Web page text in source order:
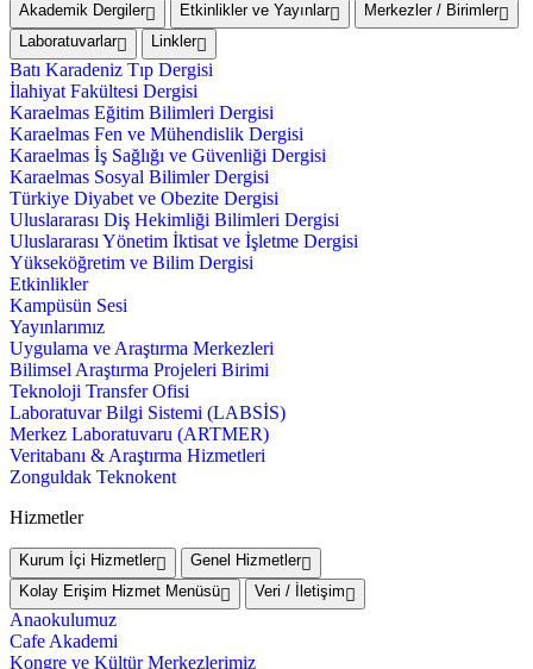
Akademik Dergiler Etkinlikler ve Yayınlar
Merkezler / Birimler
Laboratuvarlar
Linkler
Batı Karadeniz Tıp Dergisi
İlahiyat Fakültesi Dergisi
Karaelmas Eğitim Bilimleri Dergisi
Karaelmas Fen ve Mühendislik Dergisi
Karaelmas İş Sağlığı ve Güvenliği Dergisi
Karaelmas Sosyal Bilimler Dergisi
Türkiye Diyabet ve Obezite Dergisi
Uluslararası Diş Hekimliği Bilimleri Dergisi
Uluslararası Yönetim İktisat ve İşletme Dergisi
Yükseköğretim ve Bilim Dergisi
Etkinlikler
Kampüsün Sesi
Yayınlarımız
Uygulama ve Araştırma Merkezleri
Bilimsel Araştırma Projeleri Birimi
Teknoloji Transfer Ofisi
Laboratuvar Bilgi Sistemi (LABSİS)
Merkez Laboratuvaru (ARTMER)
Veritabanı & Araştırma Hizmetleri
Zonguldak Teknokent
Hizmetler
Kurum İçi Hizmetler
Genel Hizmetler
Kolay Erişim Hizmet Menüsü
Veri / İletişim
Anaokulumuz
Cafe Akademi
Kongre ve Kültür Merkezlerimiz